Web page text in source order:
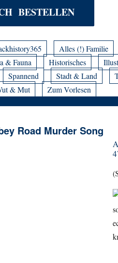
BESTELLEN
Alles (!) Familie
& Fauna Historisches
Spannend Stadt & Land
& Mut Zum Vorlesen
Road Murder Song